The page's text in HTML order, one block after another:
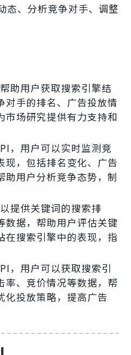
态、分析竞争对手、调整
助用户获取搜索引擎结
对手的排名、广告投放情
市场研究提供有力支持和
，用户可以实时监测竞
现，包括排名变化、广告
助用户分析竞争态势，制
提供关键词的搜索排
数据，帮助用户评估关键
在搜索引擎中的表现，指
，用户可以获取搜索引
率、竞价情况等数据，帮
化投放策略，提高广告